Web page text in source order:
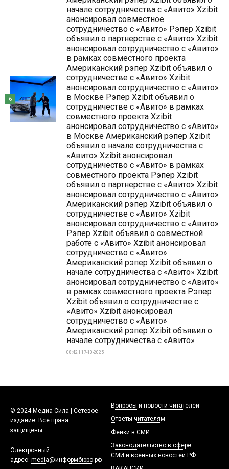
начале сотрудничества с «Авито» Xzibit
анонсировал совместное
сотрудничество с «Авито» Рэпер Xzibit
объявил о партнерстве с «Авито» Xzibit
анонсировал сотрудничество с «Авито»
в рамках совместного проекта
Американский рэпер Xzibit объявил о
сотрудничестве с «Авито» Xzibit
анонсировал сотрудничество с «Авито»
в Москве Рэпер Xzibit объявил о
сотрудничестве с «Авито» в рамках
совместного проекта Xzibit
анонсировал сотрудничество с «Авито»
в Москве Американский рэпер Xzibit
объявил о начале сотрудничества с
«Авито» Xzibit анонсировал
сотрудничество с «Авито» в рамках
совместного проекта Рэпер Xzibit
объявил о партнерстве с «Авито» Xzibit
анонсировал сотрудничество с «Авито»
Американский рэпер Xzibit объявил о
сотрудничестве с «Авито» Xzibit
анонсировал сотрудничество с «Авито»
Рэпер Xzibit объявил о совместной
работе с «Авито» Xzibit анонсировал
сотрудничество с «Авито»
Американский рэпер Xzibit объявил о
начале сотрудничества с «Авито» Xzibit
анонсировал сотрудничество с «Авито»
в рамках совместного проекта Рэпер
Xzibit объявил о сотрудничестве с
«Авито» Xzibit анонсировал
сотрудничество с «Авито»
Американский рэпер Xzibit объявил о
начале сотрудничества с «Авито»
08:42 | 17-10-2025
6
© 2024 Медиа Сила | Сетевое
издание. Все права
защищены.
Электронный
адрес: media@информбюро.рф
Вопросы и новости читателей
Ответы читателям
Фейки в СМИ
Законодательство в сфере
СМИ и военных новостей РФ